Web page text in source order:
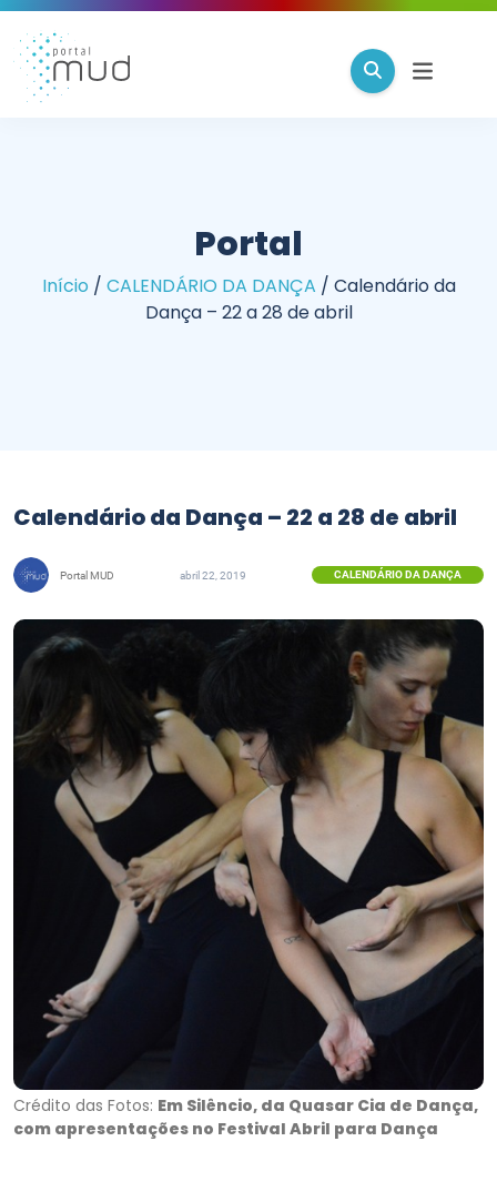
Portal
Início / CALENDÁRIO DA DANÇA / Calendário da
Dança – 22 a 28 de abril
Calendário da Dança – 22 a 28 de abril
Portal MUD abril 22, 2019 CALENDÁRIO DA DANÇA
Crédito das Fotos: Em Silêncio, da Quasar Cia de Dança,
com apresentações no Festival Abril para Dança